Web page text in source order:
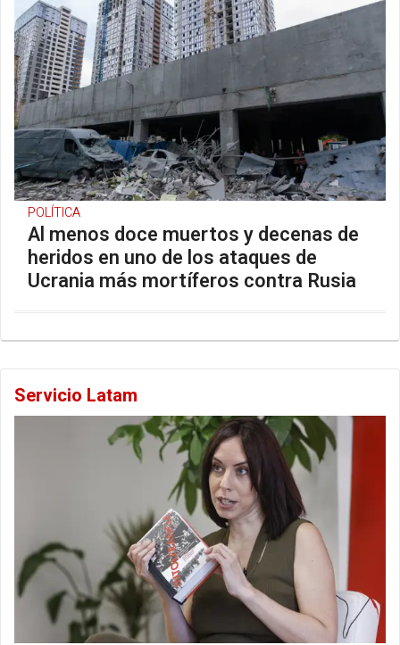
POLÍTICA
Al menos doce muertos y decenas de
heridos en uno de los ataques de
Ucrania más mortíferos contra Rusia
Servicio Latam